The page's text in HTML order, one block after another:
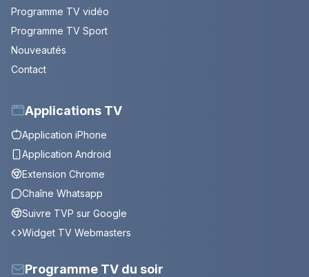
Programme TV vidéo
Programme TV Sport
Nouveautés
Contact
Applications TV
Application iPhone
Application Android
Extension Chrome
Chaîne Whatsapp
Suivre TVP sur Google
Widget TV Webmasters
Programme TV du soir